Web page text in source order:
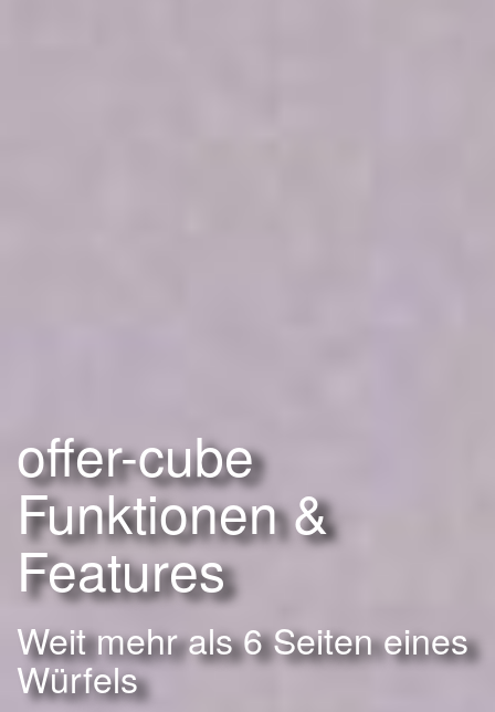
offer-cube
Funktionen &
Features
Weit mehr als 6 Seiten eines
Würfels